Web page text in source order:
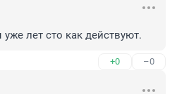
лет сто как действуют.
+0 –0